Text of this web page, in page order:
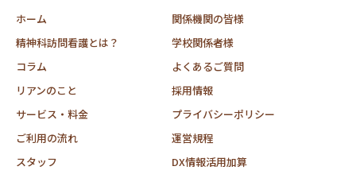
ホーム
精神科訪問看護とは？
コラム
リアンのこと
サービス・料金
ご利用の流れ
スタッフ
関係機関の皆様
学校関係者様
よくあるご質問
採用情報
プライバシーポリシー
運営規程
DX情報活用加算